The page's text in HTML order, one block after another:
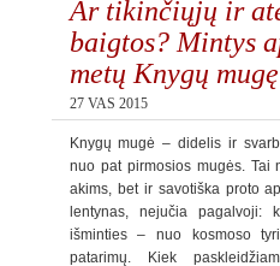
Ar tikinčiųjų ir
baigtos? Mintys
metų Knygų mugę
27 VAS 2015
Knygų mugė – didelis ir
nuo pat pirmosios mugės. Tai
akims, bet ir savotiška proto
lentynas, nejučia pagalvoji:
išminties – nuo kosmoso
patarimų. Kiek